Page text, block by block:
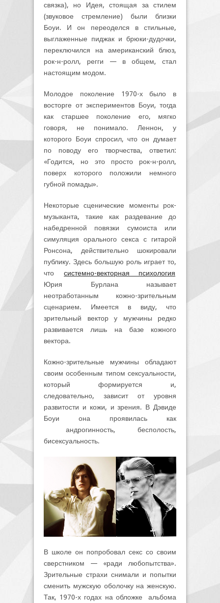
связка), но Идея, стоящая за стилем
(звуковое стремление) были близки
Боуи. И он переоделся в стильные,
выглаженные пиджак и брюки-дудочки,
переключился на американский блюз,
рок-н-ролл, регги — в общем, стал
настоящим модом.
Молодое поколение 1970-х было в
восторге от экспериментов Боуи, тогда
как старшее поколение его, мягко
говоря, не понимало. Леннон, у
которого Боуи спросил, что он думает
по поводу его творчества, ответил:
«Годится, но это просто рок-н-ролл,
поверх которого положили немного
губной помады».
Некоторые сценические моменты рок-
музыканта, такие как раздевание до
набедренной повязки сумоиста или
симуляция орального секса с гитарой
Ронсона, действительно шокировали
публику. Здесь большую роль играет то,
что
системно-векторная психология
Юрия Бурлана называет
неотработанным кожно-зрительным
сценарием. Имеется в виду, что
зрительный вектор у мужчины редко
развивается лишь на базе кожного
вектора.
Кожно-зрительные мужчины обладают
своим особенным типом сексуальности,
который формируется и,
следовательно, зависит от уровня
развитости и кожи, и зрения. В Дэвиде
Боуи она проявилась как
андрогинность, бесполость,
бисексуальность.
В школе он попробовал секс со своим
сверстником — «ради любопытства».
Зрительные страхи снимали и попытки
сменить мужскую оболочку на женскую.
Так, 1970-х годах на обложке альбома